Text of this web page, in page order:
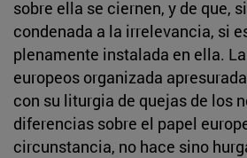
sobre ella se ciernen, y de que,
condenada a la irrelevancia, si
plenamente instalada en ella.
europeos organizada
con su liturgia de quejas de los
diferencias sobre el papel
circunstancia, no hace sino